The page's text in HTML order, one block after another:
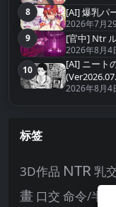
第8名
8
2026年7月
第9名
9 [官中] Ntr
2026年8月4
第10名
10
[AI] ニート
2026年8月4
标签
3D作品 NTR乳
畫 口交 命令/半推